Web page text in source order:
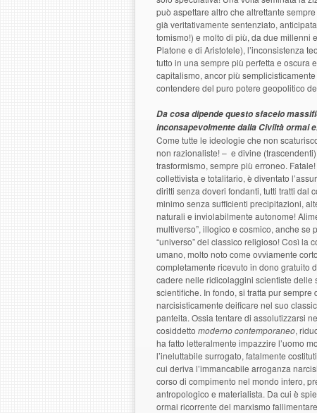
può aspettare altro che altrettante
già veritativamente sentenziato,
tomismo!) e molto di più, da due millenni
Platone e di Aristotele), l’inconsistenza
tutto in una sempre più perfetta e oscura
capitalismo, ancor più
contendere del puro potere geopolitico
Da cosa dipende questo sfacelo
inconsapevolmente dalla Civiltà ormai
Come tutte le ideologie che non
non razionaliste! – e divine
trasformismo, sempre più erroneo.
collettivista e totalitario, è diventato
diritti senza doveri fondanti, tutti tratti dal
minimo senza sufficienti precipitazioni,
naturali e inviolabilmente autonome!
multiverso”, illogico e cosmico, anche se
“universo” del classico religioso! Così la
umano, molto noto come ovviamente
completamente ricevuto in dono gratuito
cadere nelle ridicolaggini scientiste
scientifiche. In fondo, si tratta pur
narcisisticamente deificare nel suo
panteita. Ossia tentare di assolutizzarsi
cosiddetto moderno contemporaneo,
ha fatto letteralmente impazzire l’uomo
l’ineluttabile surrogato, fatalmente
cui deriva l’immancabile arroganza
corso di compimento nel mondo intero,
antropologico e materialista. Da cui è
ormai ricorrente del marxismo